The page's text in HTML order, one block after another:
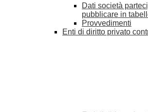
Dati società
pubblicare in
Provvedimenti
Enti di diritto privato